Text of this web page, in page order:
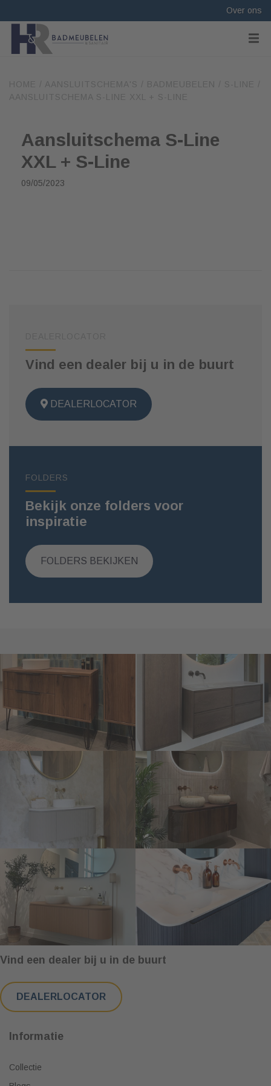
Over ons
HOME AANSLUITSCHEMA'S BADMEUBELEN S-LINE
AANSLUITSCHEMA S-LINE XXL + S-LINE
Aansluitschema S-Line
XXL + S-Line
09/05/2023
Vind een dealer bij u in de buurt
DEALERLOCATOR
FOLDERS
Bekijk onze folders voor
inspiratie
FOLDERS BEKIJKEN
Vind een dealer bij u in de buurt
DEALERLOCATOR
Informatie
Collectie